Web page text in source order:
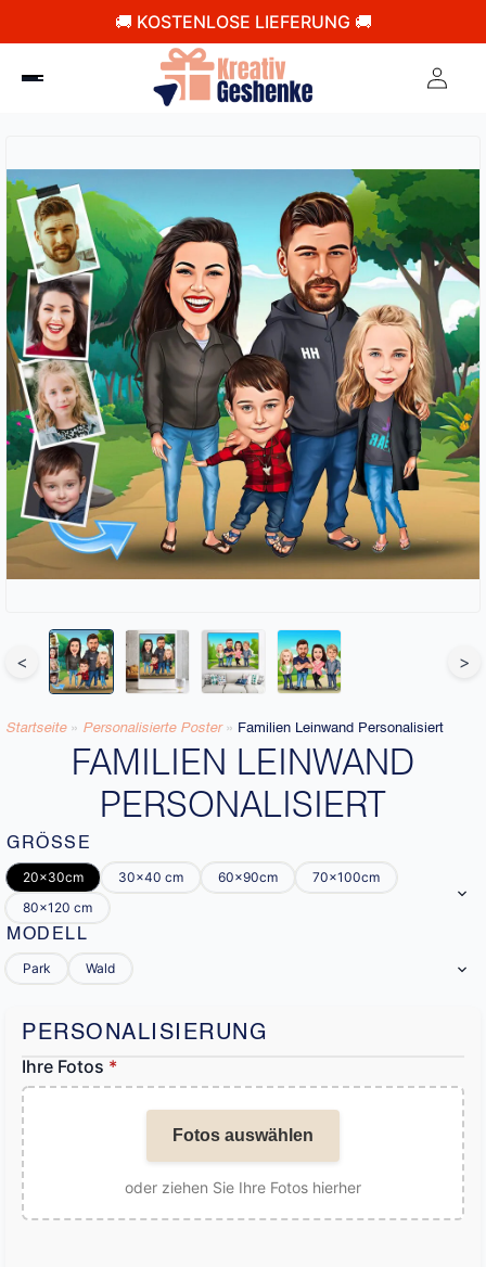
🚚 KOSTENLOSE LIEFERUNG 🚚
< >
Startseite » Personalisierte Poster » Familien Leinwand Personalisiert
FAMILIEN LEINWAND
PERSONALISIERT
GRÖSSE
20x30cm 30x40 cm 60x90cm
70x100cm
80x120 cm
MODELL
Park Wald
PERSONALISIERUNG
Ihre Fotos *
Fotos auswählen
oder ziehen Sie Ihre Fotos hierher